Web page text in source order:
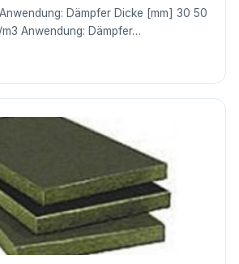
Dämpfer Dicke [mm] 30 50
Anwendung: Dämpfer…